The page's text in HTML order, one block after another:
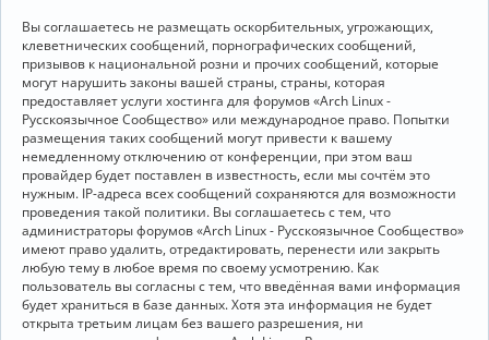
Вы соглашаетесь не размещать оскорбительных, угрожающих,
клеветнических сообщений, порнографических сообщений,
призывов к национальной розни и прочих сообщений, которые
могут нарушить законы вашей страны, страны, которая
предоставляет услуги хостинга для форумов «Arch Linux -
Русскоязычное Сообщество» или международное право. Попытки
размещения таких сообщений могут привести к вашему
немедленному отключению от конференции, при этом ваш
провайдер будет поставлен в известность, если мы сочтём это
нужным. IP-адреса всех сообщений сохраняются для возможности
проведения такой политики. Вы соглашаетесь с тем, что
администраторы форумов «Arch Linux - Русскоязычное Сообщество»
имеют право удалить, отредактировать, перенести или закрыть
любую тему в любое время по своему усмотрению. Как
пользователь вы согласны с тем, что введённая вами информация
будет храниться в базе данных. Хотя эта информация не будет
открыта третьим лицам без вашего разрешения, ни